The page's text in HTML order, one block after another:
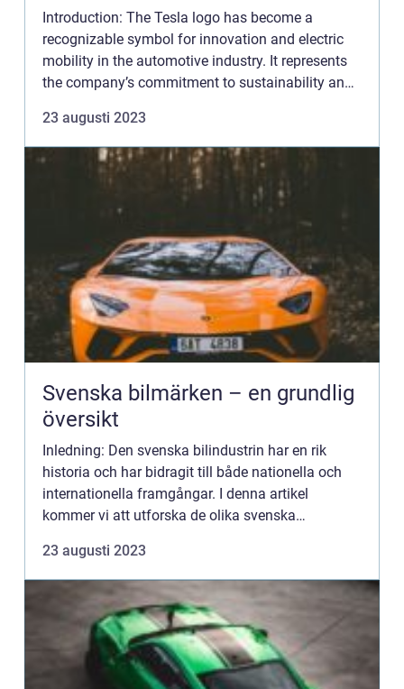
Introduction: The Tesla logo has become a
recognizable symbol for innovation and electric
mobility in the automotive industry. It represents
the company’s commitment to sustainability and
provid...
23 augusti 2023
Svenska bilmärken – en grundlig
översikt
Inledning: Den svenska bilindustrin har en rik
historia och har bidragit till både nationella och
internationella framgångar. I denna artikel
kommer vi att utforska de olika svenska
kommer att undersöka olika...
23 augusti 2023